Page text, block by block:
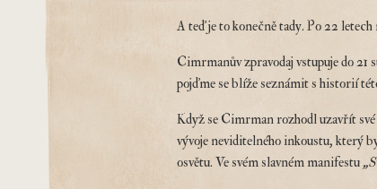
A teď je to konečně tady. Po 22
Cimrmanův zpravodaj vstupuje do 21
pojďme se blíže seznámit s historií
Když se Cimrman rozhodl uzavřít
vývoje neviditelného inkoustu, který
osvětu. Ve svém slavném manifestu